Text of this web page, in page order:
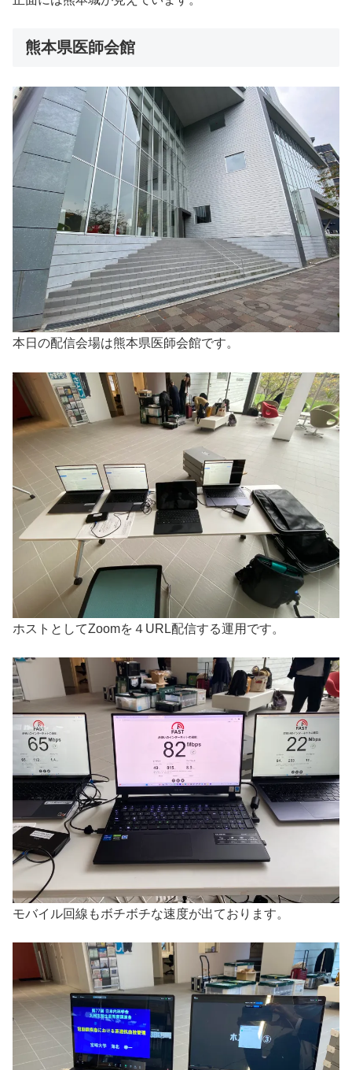
熊本県医師会館
本日の配信会場は熊本県医師会館です。
ホストとしてZoomを４URL配信する運用です。
モバイル回線もボチボチな速度が出ております。